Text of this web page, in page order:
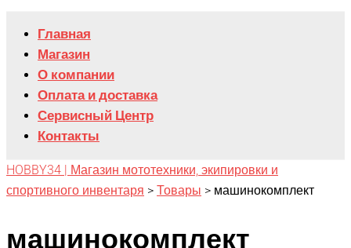
Главная
Магазин
О компании
Оплата и доставка
Сервисный Центр
Контакты
HOBBY34 | Магазин мототехники, экипировки и
спортивного инвентаря > Товары > машинокомплект
машинокомплект